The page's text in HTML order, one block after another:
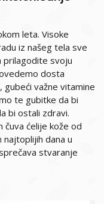
leta. Visoke
iz našeg tela sve
prilagodite svoju
dosta
važne vitamine
te gubitke da bi
bi ostali zdravi.
čuva ćelije kože od
dana u
stvaranje